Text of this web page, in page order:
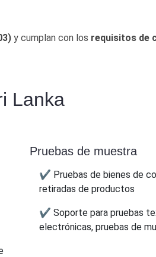
y cumplan con los requisitos de
Lanka
Pruebas de muestra
✔ Pruebas de bienes de
retiradas de productos
✔ Soporte para pruebas
electrónicas, pruebas de